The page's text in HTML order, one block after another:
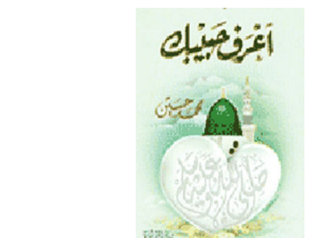
كيف نستقبل رمضان
السحر والعلاج بالقرآن
سد الذرائع